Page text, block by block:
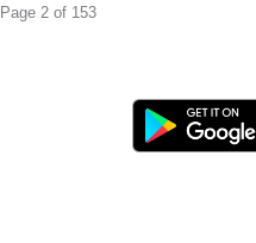
Page 2 of 153